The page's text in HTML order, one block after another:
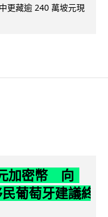
更藏逾 240 萬坡元現
加密幣 向
葡萄牙建議終